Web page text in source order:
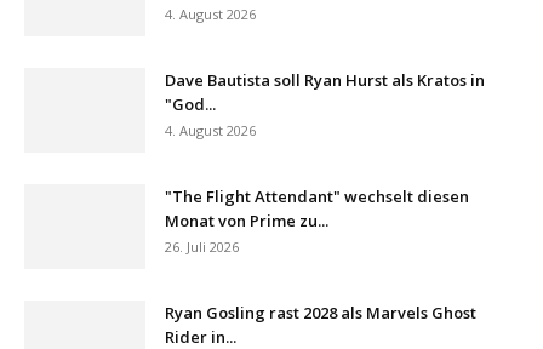
4. August 2026
Dave Bautista soll Ryan Hurst als Kratos in
"God...
4. August 2026
"The Flight Attendant" wechselt diesen
Monat von Prime zu...
26. Juli 2026
Ryan Gosling rast 2028 als Marvels Ghost
Rider in...